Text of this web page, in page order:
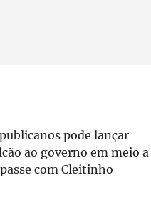
pode lançar
ao governo em meio a
com Cleitinho